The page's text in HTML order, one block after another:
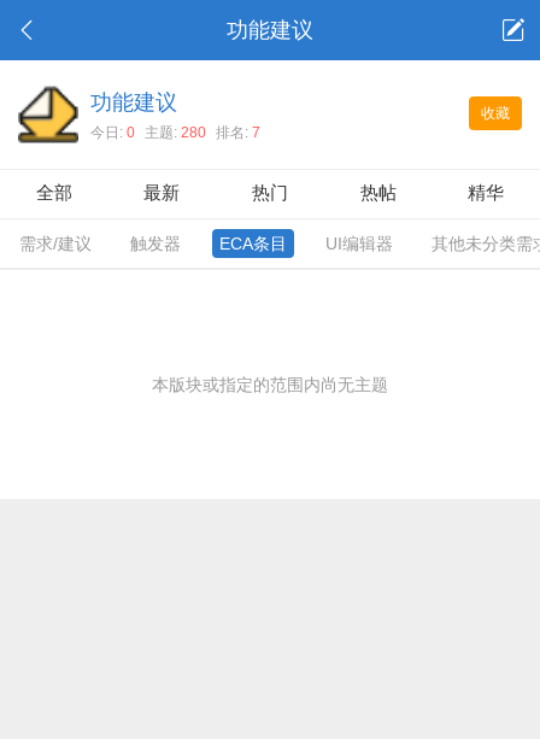
功能建议
收藏
功能建议
今日: 0 主题: 280 排名: 7
全部 最新 热门 热帖 精华
需求/建议 触发器 ECA条目 UI编辑器 其他未分类需
本版块或指定的范围内尚无主题